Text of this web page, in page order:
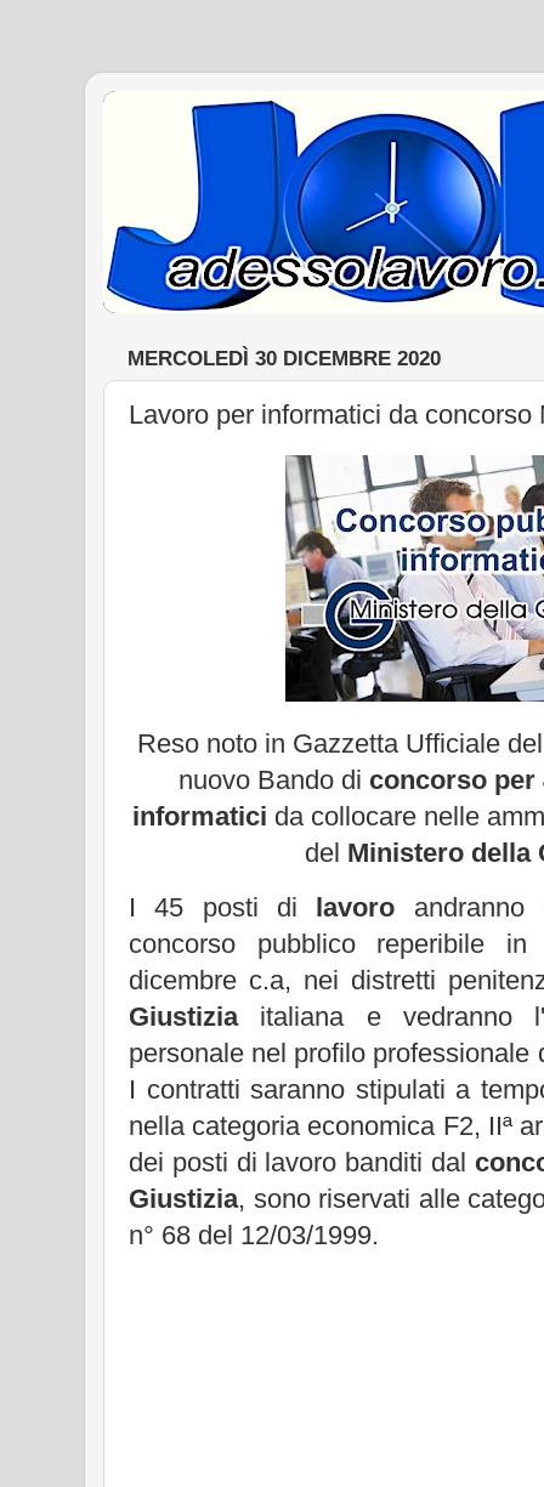
MERCOLEDÌ 30 DICEMBRE 2020
Lavoro per informatici da
Reso noto in Gazzetta Ufficiale
nuovo Bando di concorso per
informatici da collocare nelle
del Ministero della
I 45 posti di lavoro
concorso pubblico reperibile
dicembre c.a, nei distretti
Giustiziaitaliana e vedranno
personale nel profilo
I contratti saranno stipulati a
nella categoria economica F2, IIª
dei posti di lavoro banditi dal
Giustizia, sono riservati alle
n° 68 del 12/03/1999.